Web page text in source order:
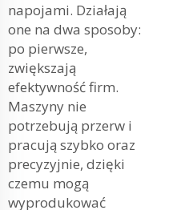
napojami. Działają
one na dwa sposoby:
po pierwsze,
zwiększają
efektywność firm.
Maszyny nie
potrzebują przerw i
pracują szybko oraz
precyzyjnie, dzięki
czemu mogą
wyprodukować